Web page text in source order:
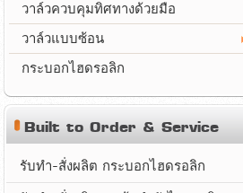
วาล์วควบคุมทิศทางด้วยมือ
วาล์วแบบซ้อน
กระบอกไฮดรอลิก
Built to Order & Service
รับทำ-สั่งผลิต กระบอกไฮดรอลิก